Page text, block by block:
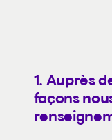
1. Auprès
façons